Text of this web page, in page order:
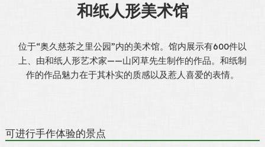
和纸人形美术馆
位于“奥久慈茶之里公园”内的美术馆。馆内展示有600件以
上、由和纸人形艺术家——山冈草先生制作的作品。和纸制
作的作品魅力在于其朴实的质感以及惹人喜爱的表情。
可进行手作体验的景点